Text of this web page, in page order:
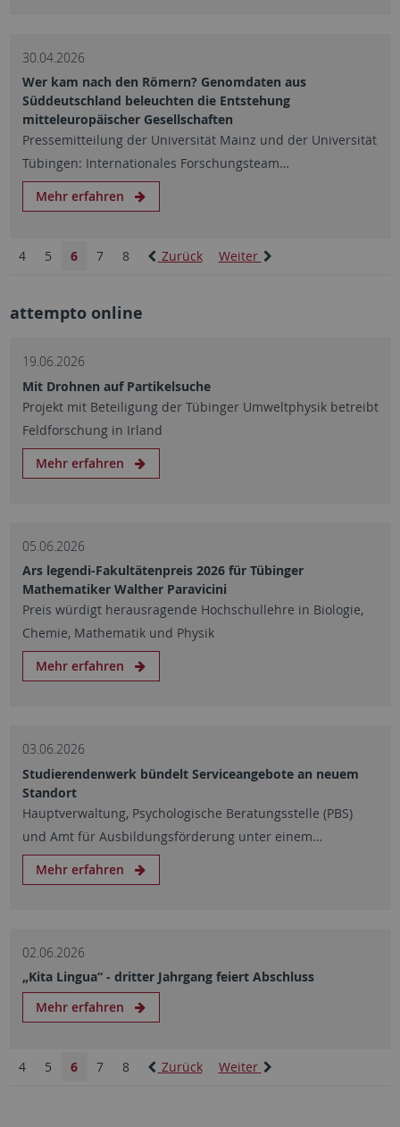
30.04.2026
Wer kam nach den Römern? Genomdaten aus
Süddeutschland beleuchten die Entstehung
mitteleuropäischer Gesellschaften
Pressemitteilung der Universität Mainz und der Universität
Tübingen: Internationales Forschungsteam…
Mehr erfahren
Zurück
4 5 6 7 8 Weiter
attempto online
19.06.2026
Mit Drohnen auf Partikelsuche
Projekt mit Beteiligung der Tübinger Umweltphysik betreibt
Feldforschung in Irland
Mehr erfahren
05.06.2026
Ars legendi-Fakultätenpreis 2026 für Tübinger
Mathematiker Walther Paravicini
Preis würdigt herausragende Hochschullehre in Biologie,
Chemie, Mathematik und Physik
Mehr erfahren
03.06.2026
Studierendenwerk bündelt Serviceangebote an neuem
Standort
Hauptverwaltung, Psychologische Beratungsstelle (PBS)
und Amt für Ausbildungsförderung unter einem…
Mehr erfahren
02.06.2026
„Kita Lingua“ - dritter Jahrgang feiert Abschluss
Mehr erfahren
Zurück
4 5 6 7 8 Weiter